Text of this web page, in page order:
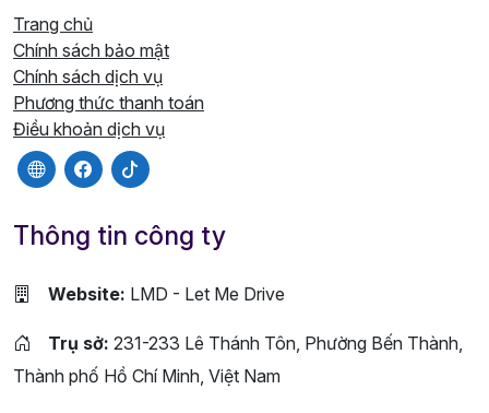
Trang chủ
Chính sách bảo mật
Chính sách dịch vụ
Phương thức thanh toán
Điều khoản dịch vụ
Thông tin công ty
Website: LMD - Let Me Drive
Trụ sở: 231-233 Lê Thánh Tôn, Phường Bến Thành,
Thành phố Hồ Chí Minh, Việt Nam